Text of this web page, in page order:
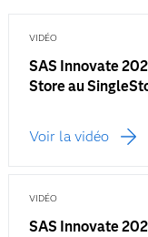
VIDÉO
SAS Innovate
Store au
Voir la vidéo
VIDÉO
SAS Innovate